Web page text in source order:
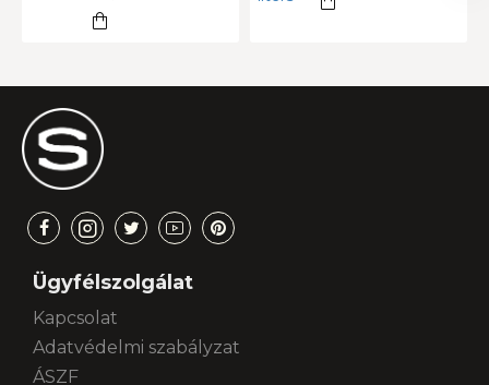
Ügyfélszolgálat
Kapcsolat
Adatvédelmi szabályzat
ÁSZF